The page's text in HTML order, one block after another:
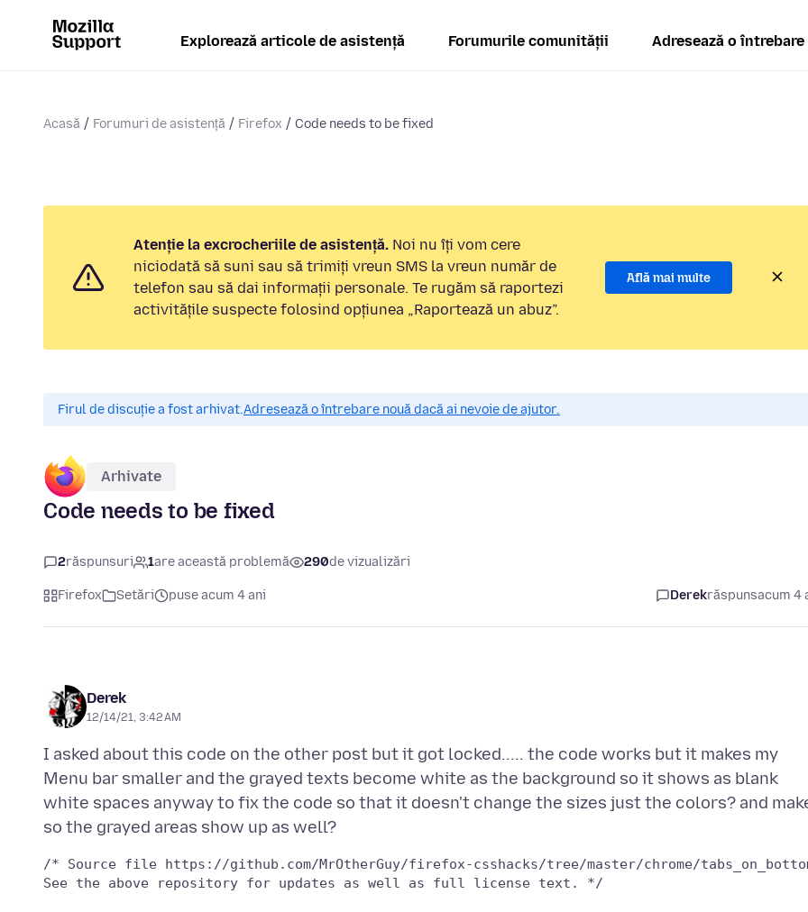
Explorează articole de asistență Forumurile comunității Adresează o întrebare
Acasă Forumuri de asistență Firefox Code needs to be fixed
Atenție la excrocheriile de asistență. Noi nu îți vom cere
niciodată să suni sau să trimiți vreun SMS la vreun număr de
telefon sau să dai informații personale. Te rugăm să raportezi
activitățile suspecte folosind opțiunea „Raportează un abuz”.
Află mai multe
Firul de discuție a fost arhivat.Adresează o întrebare nouă dacă ai nevoie de ajutor.
Arhivate
Code needs to be fixed
2răspunsuri 1are această problemă 290de vizualizări
Firefox Setări puse acum 4 ani Derekrăspunsacum 4
Derek
12/14/21, 3:42 AM
I asked about this code on the other post but it got locked..... the code works but it makes my
Menu bar smaller and the grayed texts become white as the background so it shows as blank
white spaces anyway to fix the code so that it doesn't change the sizes just the colors? and
/* Source file https://github.com/MrOtherGuy/firefox-csshacks/tree/master/chrome/
See the above repository for updates as well as full license text. */